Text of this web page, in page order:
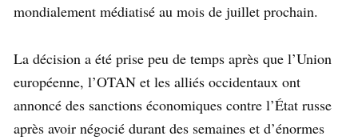
mondialement médiatisé au mois de juillet prochain.
La décision a été prise peu de temps après que l’Union
européenne, l’OTAN et les alliés occidentaux ont
annoncé des sanctions économiques contre l’État russe
après avoir négocié durant des semaines et d’énormes